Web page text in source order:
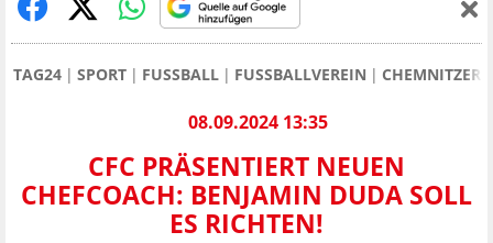
TAG24 SPORT FUSSBALL FUSSBALLVEREIN CHEMNITZER
08.09.2024 13:35
CFC PRÄSENTIERT NEUEN
CHEFCOACH: BENJAMIN DUDA SOLL
ES RICHTEN!